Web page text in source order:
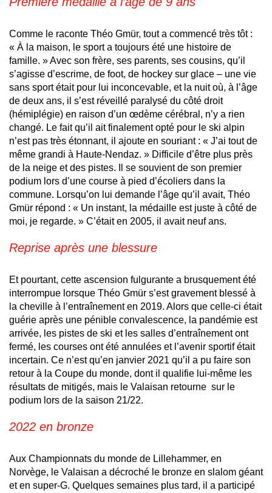
Comme le raconte Théo Gmür, tout a commencé très tôt :
« À la maison, le sport a toujours été une histoire de
famille. » Avec son frère, ses parents, ses cousins, qu’il
s’agisse d’escrime, de foot, de hockey sur glace ‒ une vie
sans sport était pour lui inconcevable, et la nuit où, à l’âge
de deux ans, il s’est réveillé paralysé du côté droit
(hémiplégie) en raison d’un œdème cérébral, n’y a rien
changé. Le fait qu’il ait finalement opté pour le ski alpin
n’est pas très étonnant, il ajoute en souriant : « J’ai tout de
même grandi à Haute-Nendaz. » Difficile d’être plus près
de la neige et des pistes. Il se souvient de son premier
podium lors d’une course à pied d’écoliers dans la
commune. Lorsqu’on lui demande l’âge qu’il avait, Théo
Gmür répond : « Un instant, la médaille est juste à côté de
moi, je regarde. » C’était en 2005, il avait neuf ans.
Reprise après une blessure
Et pourtant, cette ascension fulgurante a brusquement été
interrompue lorsque Théo Gmür s’est gravement blessé à
la cheville à l’entraînement en 2019. Alors que celle-ci était
guérie après une pénible convalescence, la pandémie est
arrivée, les pistes de ski et les salles d’entraînement ont
fermé, les courses ont été annulées et l’avenir sportif était
incertain. Ce n’est qu’en janvier 2021 qu’il a pu faire son
retour à la Coupe du monde, dont il qualifie lui-même les
résultats de mitigés, mais le Valaisan retourne sur le
podium lors de la saison 21/22.
2022 en bronze
Aux Championnats du monde de Lillehammer, en
Norvège, le Valaisan a décroché le bronze en slalom géant
et en super-G. Quelques semaines plus tard, il a participé